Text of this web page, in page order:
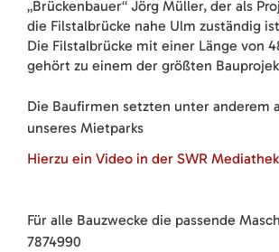
„Brückenbauer“ Jörg Müller, der als
die Filstalbrücke nahe Ulm zuständig
Die Filstalbrücke mit einer Länge von
gehört zu einem der größten
Die Baufirmen setzten unter anderem
unseres Mietparks
Hierzu ein Video in der SWR Mediathek
Für alle Bauzwecke die passende
7874990